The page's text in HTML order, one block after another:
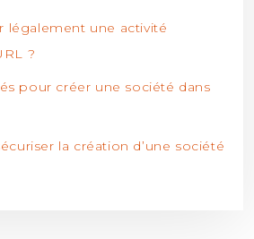
légalement une activité
?
pour créer une société dans
la création d’une société